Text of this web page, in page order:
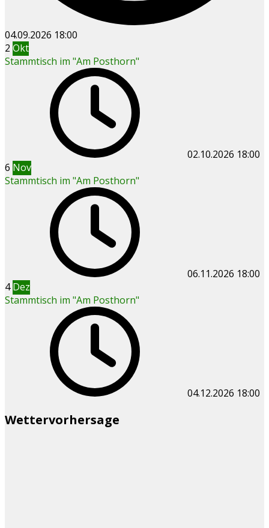
04.09.2026 18:00
2 Okt
Stammtisch im "Am Posthorn"
02.10.2026 18:00
6 Nov
Stammtisch im "Am Posthorn"
06.11.2026 18:00
4 Dez
Stammtisch im "Am Posthorn"
04.12.2026 18:00
Wettervorhersage